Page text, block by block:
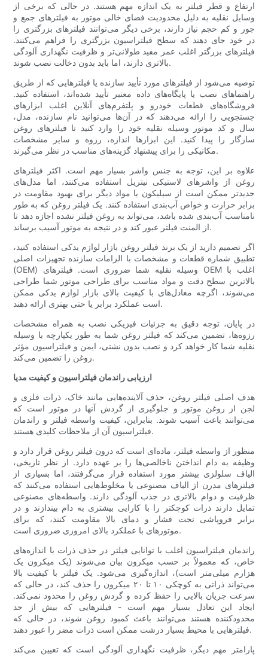
ارتفاع و قطر فیلتر به یک اندازه مهم هستند. در حالی که برخی از
وسایل نقلیه به دلیل محدودیت فضای خالی موتور به فیلترهای جمع و
جور و کم حجم نیاز دارند، برخی دیگر می‌توانند فیلترهای بزرگتری را
در خود جای دهند که سطح فیلتراسیون بزرگتری را فراهم می‌کنند.
فیلترهای بزرگتر اغلب عمر مفید طولانی‌تر و ظرفیت نگهداری آلودگی
بالاتری دارند، اما باید بدون دخالت نصب شوند.
توصیه می‌شود از فیلترهای مورد تأیید سازنده یا فیلترهایی که از طریق
راهنماهای نصب یا پایگاه‌های داده معتبر تأیید شده‌اند، استفاده کنید.
فروشگاه‌های قطعات خودرو و پلتفرم‌های آنلاین اغلب ابزارهای
جستجویی را ارائه می‌دهند که در آن‌ها می‌توانید نام سازنده، مدل،
سال و کد موتور وسیله نقلیه خود را وارد کنید تا فیلترهای روغن
سازگار را پیدا کنید. این ابزارها اندازه، رزوه و سایر مشخصات
مکانیکی را برای پیشنهاد گزینه‌های مناسب در نظر می‌گیرند.
علاوه بر این، توجه به جنس واشر بسیار مهم است. اکثر فیلترهای
روغن از واشرهای لاستیکی نیتریل استفاده می‌کنند، اما مدل‌های
جدیدتر ممکن است از سیلیکون یا مواد دیگر برای بهبود مقاومت در
برابر حرارت و خواص آب‌بندی استفاده کنند. یک فیلتر روغن که به طور
نامناسب آب‌بندی شده باشد، می‌تواند به روغن فیلتر نشده اجازه دهد تا
از المنت فیلتر عبور کند و در نتیجه به موتور آسیب برساند.
اگر تصمیم دارید از یک برند فیلتر روغن بازار لوازم یدکی استفاده کنید،
تطبیق شماره قطعات و مشخصات با الزامات سازنده تجهیزات اصلی
(OEM) وسیله نقلیه شما ضروری است. فیلترهای OEM اغلب با
بالاترین سطح دقت و مواد مناسب برای طراحی موتور شما طراحی
می‌شوند، اگرچه معادل‌های با کیفیت بالای بازار لوازم یدکی ممکن
است عملکرد برابر یا حتی بهتری ارائه دهند.
در پایان، توجه دقیق به جزئیات فیزیکی نصب به همراه مشخصات
رزوه‌ها، تضمین می‌کند که فیلتر روغن شما به طور یکپارچه با وسیله
نقلیه شما کار خواهد کرد و نصب بدون نشتی، ایمن و فیلتراسیون مؤثر
روغن را تضمین می‌کند.
ارزیابی راندمان فیلتراسیون و کیفیت مدیا
هدف اصلی فیلتر روغن، حذف آلاینده‌هایی مانند خاک، ذرات فلزی و
لجن از روغن موتور و جلوگیری از گردش آنها در موتور است که
می‌توانند باعث آسیب شوند. بنابراین، کیفیت واسطه فیلتر و راندمان
فیلتراسیون آن از ملاحظات کلیدی هستند.
منظور از واسطه فیلتر، ماده‌ای است که درون فیلتر روغن قرار دارد و
وظیفه به دام انداختن ناخالصی‌ها را بر عهده دارد. از نظر تاریخی،
الیاف سلولزی بیشتر مورد استفاده قرار می‌گرفتند، اما بسیاری از
فیلترهای مدرن از الیاف مصنوعی یا مخلوط‌هایی استفاده می‌کنند که
ظرفیت و دوام بالاتری در جذب آلودگی دارند. واسطه‌های مصنوعی
تمایل دارند ذرات کوچکتر را با کارایی بیشتری به دام بیندازند و در
برابر فروپاشی تحت فشار و دمای بالا مقاومت کنند، که برای
موتورهای با عملکرد بالای امروزی ضروری است.
راندمان فیلتراسیون اغلب با توانایی فیلتر در حذف ذرات با اندازه‌های
خاص، که معمولاً بر حسب میکرون بیان می‌شوند (یک میکرون یک
هزارم میلی‌متر است)، اندازه‌گیری می‌شود. یک فیلتر با کیفیت بالا
می‌تواند ذراتی به کوچکی ۱۰ تا ۲۰ میکرون را حذف کند، در حالی که
سرعت جریان بالایی را حفظ کرده و گردش روغن را محدود نمی‌کند.
ایجاد این تعادل بسیار مهم است - فیلترهایی که بیش از حد
محدودکننده هستند می‌توانند باعث کمبود روغن شوند، در حالی که
فیلترهایی با محیط بسیار درشت ممکن است ذرات مضر را عبور دهند.
پارامتر مهم دیگر، ظرفیت نگهداری آلودگی است که تعیین می‌کند